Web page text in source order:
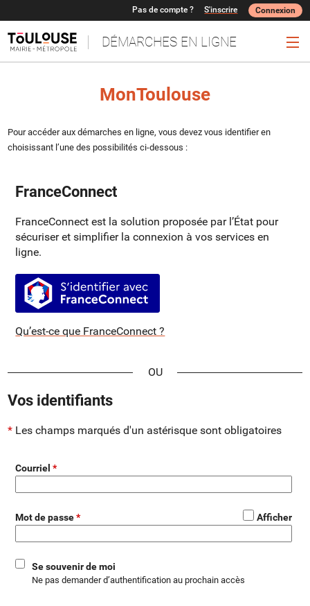
DÉMARCHES EN LIGNE
Pas de compte ? S'inscrire Connexion
MonToulouse
Pour accéder aux démarches en ligne, vous devez vous identifier en
choisissant l’une des possibilités ci-dessous :
FranceConnect
FranceConnect est la solution proposée par l’État pour
sécuriser et simplifier la connexion à vos services en
ligne.
S’identifier avec FranceConnect
Qu’est-ce que FranceConnect ?
Vos identifiants
Les champs marqués d'un astérisque sont obligatoires
Courriel
*
Mot de passe Afficher
Se souvenir de moi
Ne pas demander d’authentification au prochain accès